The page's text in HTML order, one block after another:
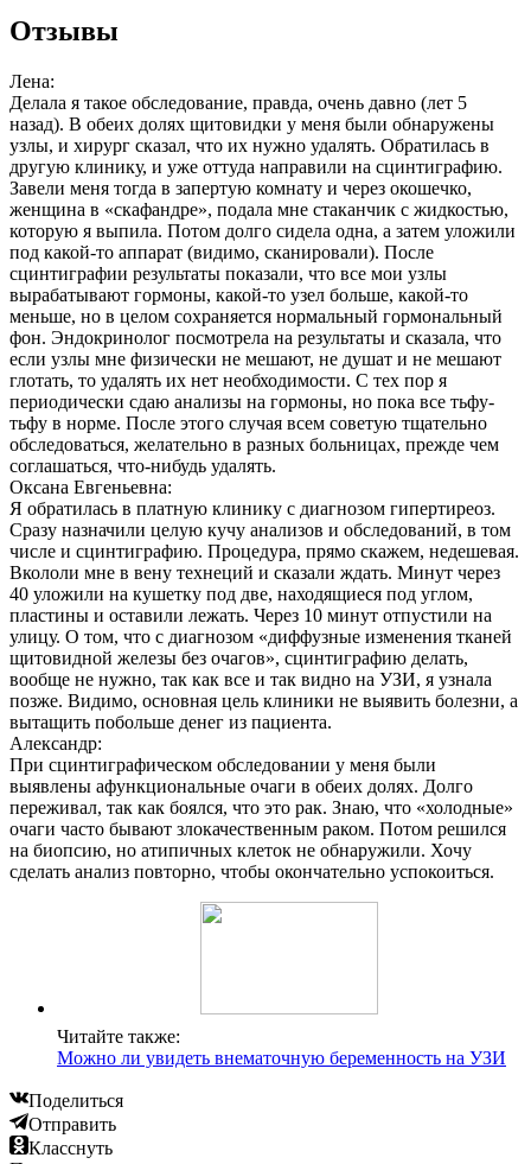
Отзывы
Лена:
Делала я такое обследование, правда, очень давно (лет 5
назад). В обеих долях щитовидки у меня были обнаружены
узлы, и хирург сказал, что их нужно удалять. Обратилась в
другую клинику, и уже оттуда направили на сцинтиграфию.
Завели меня тогда в запертую комнату и через окошечко,
женщина в «скафандре», подала мне стаканчик с жидкостью,
которую я выпила. Потом долго сидела одна, а затем уложили
под какой-то аппарат (видимо, сканировали). После
сцинтиграфии результаты показали, что все мои узлы
вырабатывают гормоны, какой-то узел больше, какой-то
меньше, но в целом сохраняется нормальный гормональный
фон. Эндокринолог посмотрела на результаты и сказала, что
если узлы мне физически не мешают, не душат и не мешают
глотать, то удалять их нет необходимости. С тех пор я
периодически сдаю анализы на гормоны, но пока все тьфу-
тьфу в норме. После этого случая всем советую тщательно
обследоваться, желательно в разных больницах, прежде чем
соглашаться, что-нибудь удалять.
Оксана Евгеньевна:
Я обратилась в платную клинику с диагнозом гипертиреоз.
Сразу назначили целую кучу анализов и обследований, в том
числе и сцинтиграфию. Процедура, прямо скажем, недешевая.
Вкололи мне в вену технеций и сказали ждать. Минут через
40 уложили на кушетку под две, находящиеся под углом,
пластины и оставили лежать. Через 10 минут отпустили на
улицу. О том, что с диагнозом «диффузные изменения тканей
щитовидной железы без очагов», сцинтиграфию делать,
вообще не нужно, так как все и так видно на УЗИ, я узнала
позже. Видимо, основная цель клиники не выявить болезни, а
вытащить побольше денег из пациента.
Александр:
При сцинтиграфическом обследовании у меня были
выявлены афункциональные очаги в обеих долях. Долго
переживал, так как боялся, что это рак. Знаю, что «холодные»
очаги часто бывают злокачественным раком. Потом решился
на биопсию, но атипичных клеток не обнаружили. Хочу
сделать анализ повторно, чтобы окончательно успокоиться.
Читайте также:
Можно ли увидеть внематочную беременность на УЗИ
Поделиться
Отправить
Класснуть